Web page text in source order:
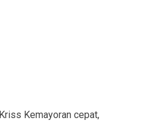
Kemayoran cepat,